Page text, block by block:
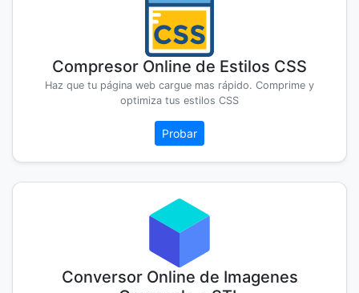
Compresor Online de Estilos CSS
Haz que tu página web cargue mas rápido. Comprime y
optimiza tus estilos CSS
Probar
Conversor Online de Imagenes